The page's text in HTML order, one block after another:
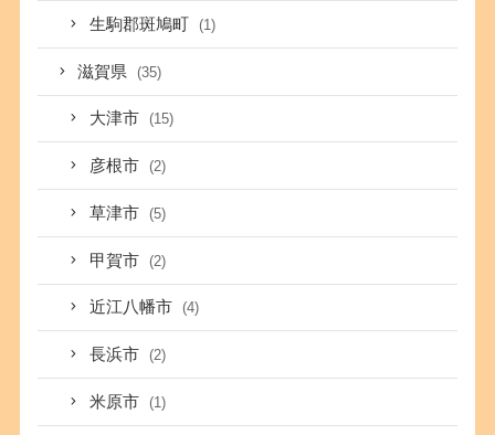
生駒郡斑鳩町 (1)
滋賀県 (35)
大津市 (15)
彦根市 (2)
草津市 (5)
甲賀市 (2)
近江八幡市 (4)
長浜市 (2)
米原市 (1)